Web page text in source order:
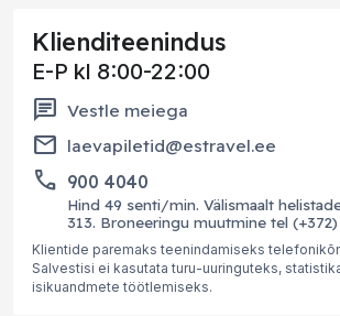
Klienditeenindus
E-P kl 8:00-22:00
chat Vestle meiega
email laevapiletid@estravel.ee
phone 900 4040
Hind 49 senti/min. Välismaalt
313. Broneeringu muutmine tel (+372)
Klientide paremaks teenindamiseks
Salvestisi ei kasutata turu-uuringuteks,
isikuandmete töötlemiseks.